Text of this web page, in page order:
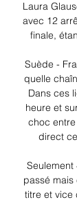
Laura
avec 12
finale,
Suède -
quelle
Dans ces
heure et
choc
direct
passé
titre et vice